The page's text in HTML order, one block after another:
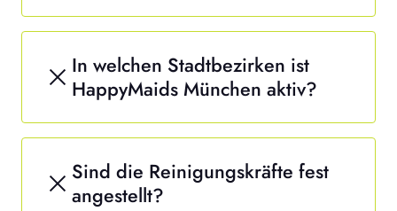
In welchen Stadtbezirken ist
HappyMaids München aktiv?
Sind die Reinigungskräfte fest
angestellt?